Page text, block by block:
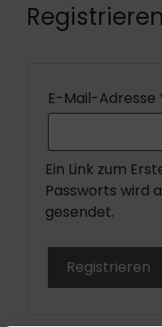
Registrieren
E-Mail-Adresse
Ein Link zum
Passworts wird
gesendet.
Registrieren